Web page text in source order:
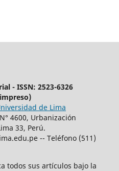
- ISSN: 2523-6326
de Lima
4600, Urbanización
33, Perú.
-- Teléfono (511)
todos sus artículos bajo la